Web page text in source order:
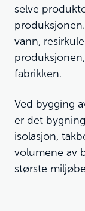
selve
vann,
fabrikken.
Ved bygging
er det
isolasjon,
volumene av
største